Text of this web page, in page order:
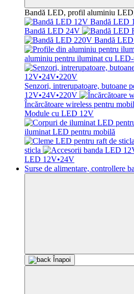
Bandă LED, profil aluminiu
Bandă LED
Bandă LED 24V
Bandă
aluminiu pentru iluminat cu
Senzori, intrerupatoare, butoane
12V•24V•220V
Încărcătoare wireless pentru
Module cu LED 12V
iluminat LED pentru mobilă
sticla
LED 12V•24V
Surse de alimentare, controllere
Înapoi